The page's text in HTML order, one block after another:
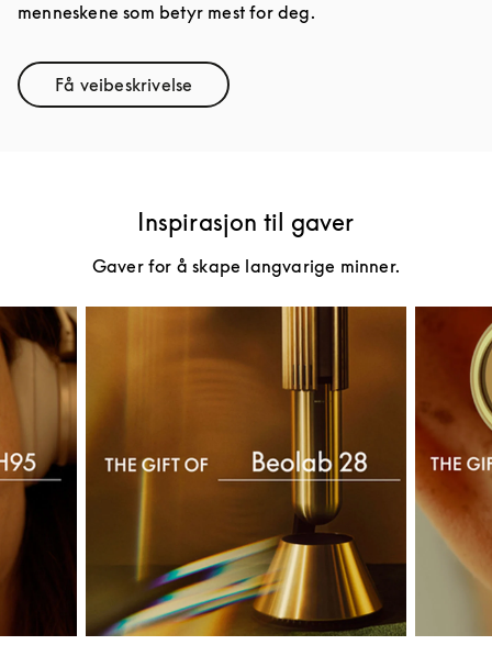
menneskene som betyr mest for deg.
Få veibeskrivelseLink Opens in New Tab
Inspirasjon til gaver
Gaver for å skape langvarige minner.